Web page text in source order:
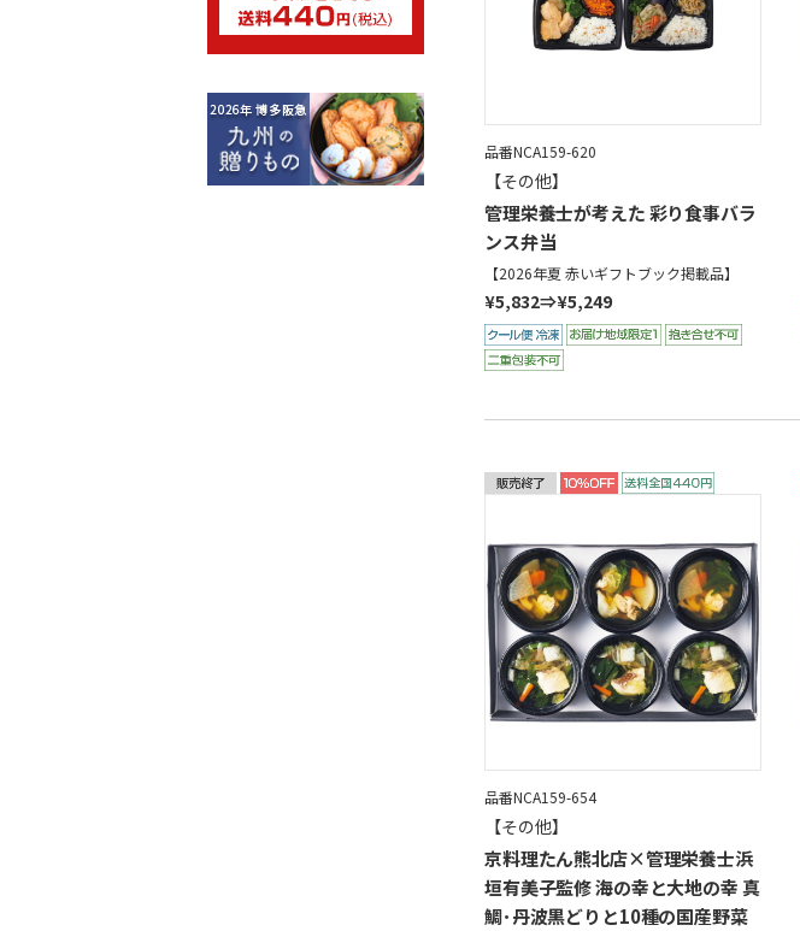
品番NCA159-620
【その他】
管理栄養士が考えた 彩り食事バラ
ンス弁当
【2026年夏 赤いギフトブック掲載品】
¥5,832⇒¥5,249
品番NCA159-654
【その他】
京料理たん熊北店×管理栄養士浜
垣有美子監修 海の幸と大地の幸 真
鯛･丹波黒どりと10種の国産野菜